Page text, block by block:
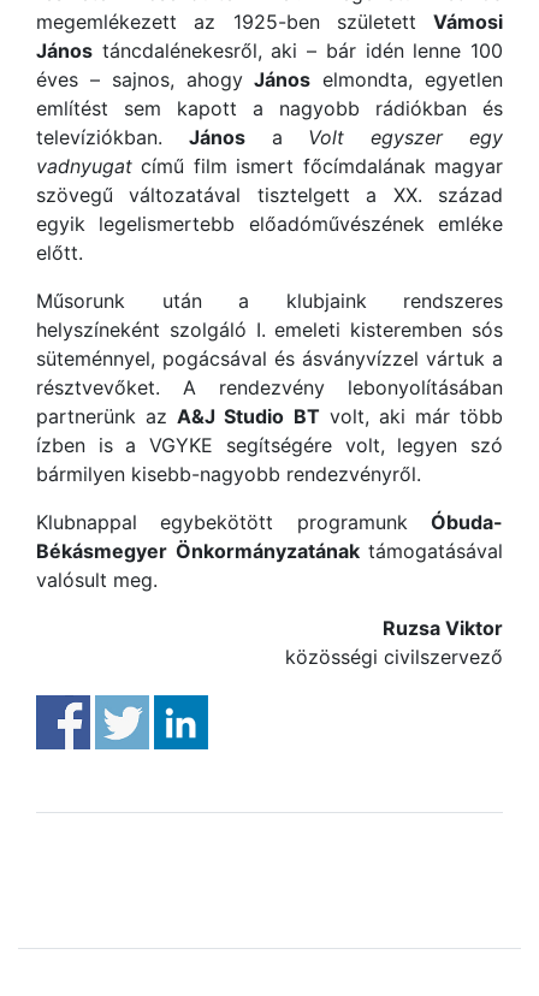
megemlékezett az 1925-ben született Vámosi
János táncdalénekesről, aki – bár idén lenne 100
éves – sajnos, ahogyJános elmondta, egyetlen
említést sem kapott a nagyobb rádiókban és
televíziókban. Jánosa Volt egyszer egy
vadnyugat című film ismert főcímdalának magyar
szövegű változatával tisztelgett a XX. század
egyik legelismertebb előadóművészének emléke
előtt.
Műsorunk után a klubjaink rendszeres
helyszíneként szolgáló I. emeleti kisteremben sós
süteménnyel, pogácsával és ásványvízzel vártuk a
résztvevőket. A rendezvény lebonyolításában
partnerünk azA&J Studio BTvolt, aki már több
ízben is a VGYKE segítségére volt, legyen szó
bármilyen kisebb-nagyobb rendezvényről.
Klubnappal egybekötött programunk Óbuda-
Békásmegyer Önkormányzatánaktámogatásával
valósult meg.
Ruzsa Viktor
közösségi civilszervező